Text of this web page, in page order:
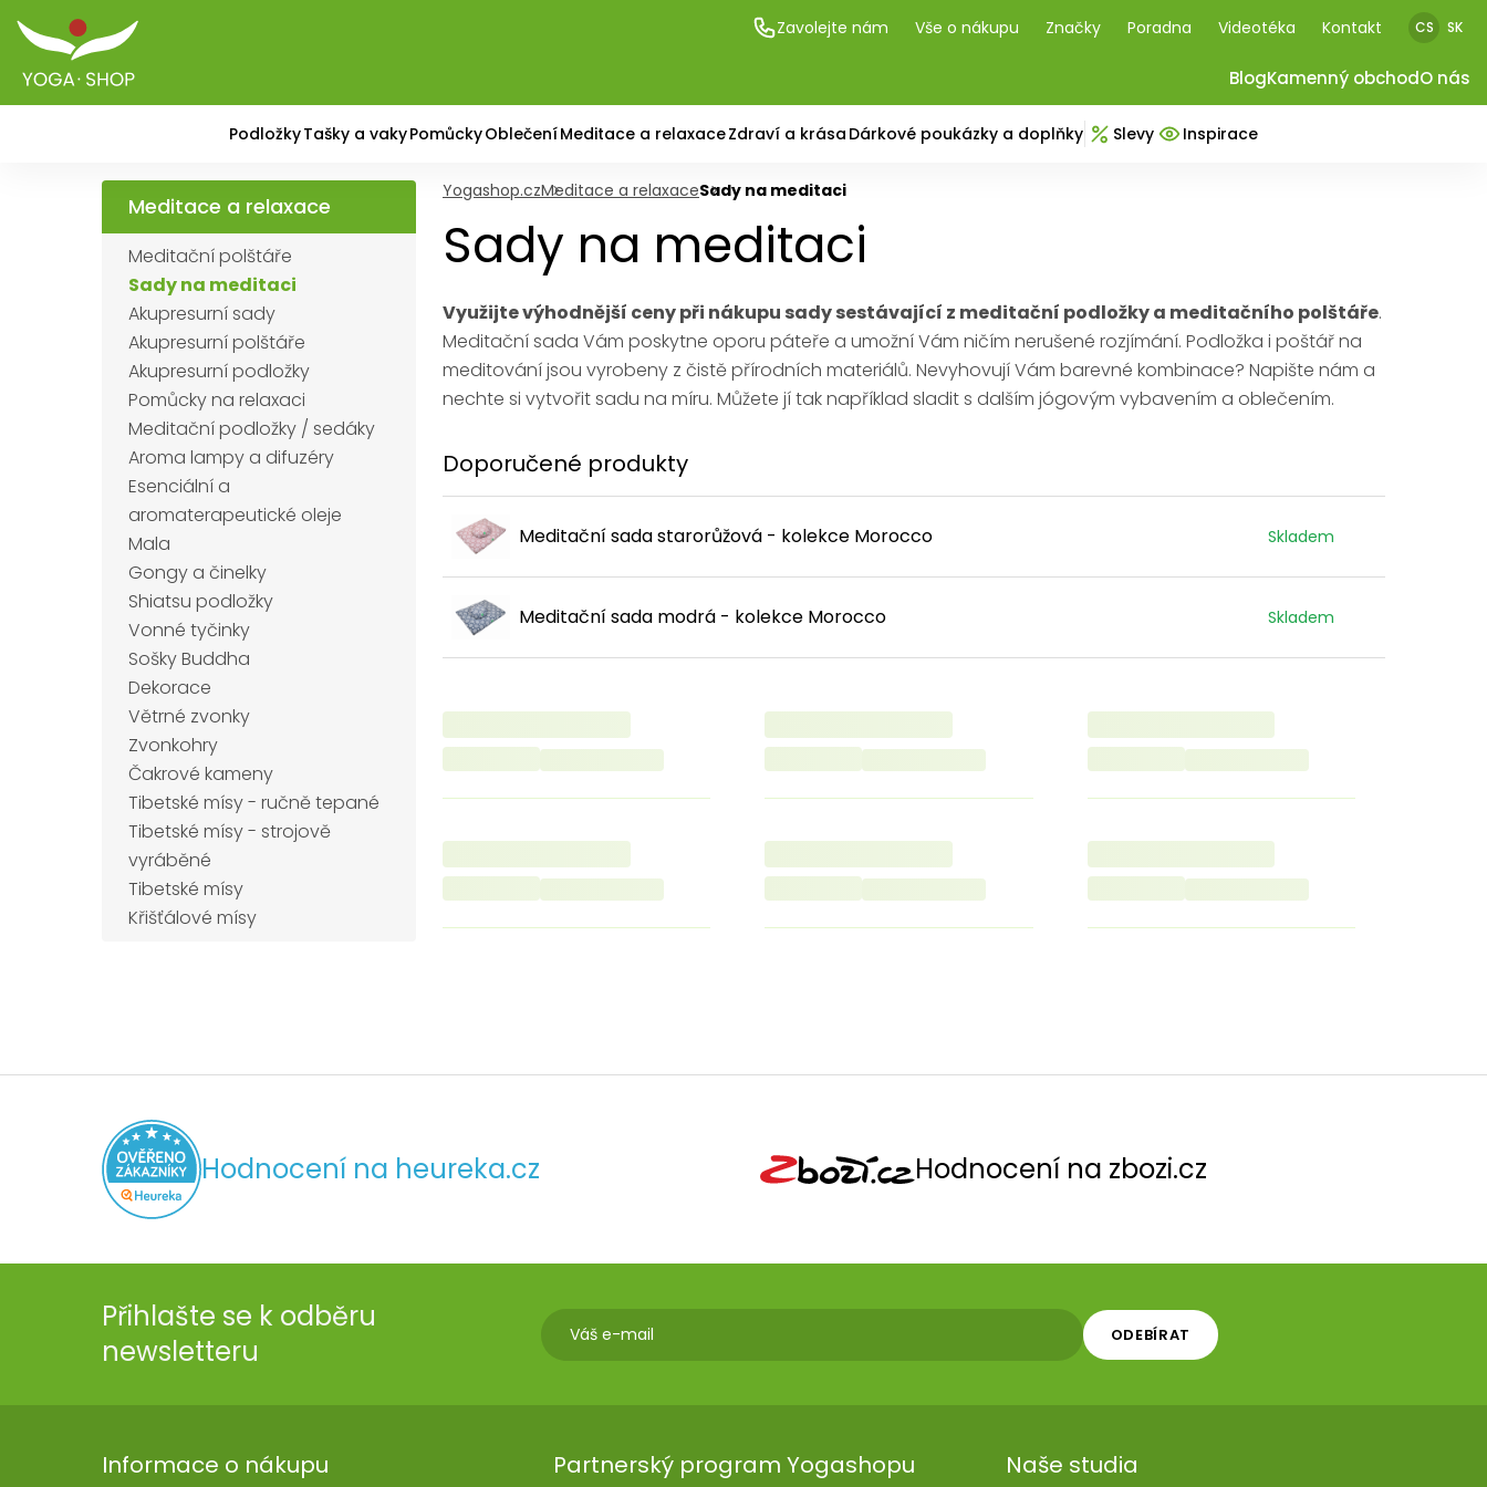
Zavolejte nám Vše o nákupu Značky Poradna Videotéka Kontakt CS SK
BlogKamenný obchodO nás
PodložkyTašky a vakyPomůckyOblečeníMeditace a relaxaceZdraví a krása Dárkové poukázky a doplňky Slevy Inspirace
Meditace a relaxace
Meditační polštáře
Sady na meditaci
Akupresurní sady
Akupresurní polštáře
Akupresurní podložky
Pomůcky na relaxaci
Meditační podložky / sedáky
Aroma lampy a difuzéry
Esenciální a
aromaterapeutické oleje
Mala
Gongy a činelky
Shiatsu podložky
Vonné tyčinky
Sošky Buddha
Dekorace
Větrné zvonky
Zvonkohry
Čakrové kameny
Tibetské mísy - ručně tepané
Tibetské mísy - strojově
vyráběné
Tibetské mísy
Křišťálové mísy
Yogashop.czMeditace a relaxaceSady na meditaci
Sady na meditaci
Využijte výhodnější ceny při nákupu sady sestávající z meditační podložky a meditačního polštáře.
Meditační sada Vám poskytne oporu páteře a umožní Vám ničím nerušené rozjímání. Podložka i poštář na
meditování jsou vyrobeny z čistě přírodních materiálů. Nevyhovují Vám barevné kombinace? Napište nám a
nechte si vytvořit sadu na míru. Můžete jí tak například sladit s dalším jógovým vybavením a oblečením.
Doporučené produkty
Meditační sada starorůžová - kolekce Morocco Skladem
Meditační sada modrá - kolekce Morocco Skladem
Hodnocení na heureka.cz Hodnocení na zbozi.cz
Přihlašte se k odběru
newsletteru
ODEBÍRAT
Informace o nákupu Partnerský program Yogashopu Naše studia